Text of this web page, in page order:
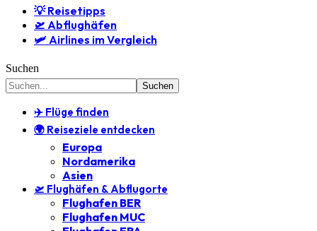
💡 Reisetipps
🛫 Abflughäfen
🛩️ Airlines im Vergleich
Suchen
✈️ Flüge finden
🌍 Reiseziele entdecken
Europa
Nordamerika
Asien
🛫 Flughäfen & Abflugorte
Flughafen BER
Flughafen MUC